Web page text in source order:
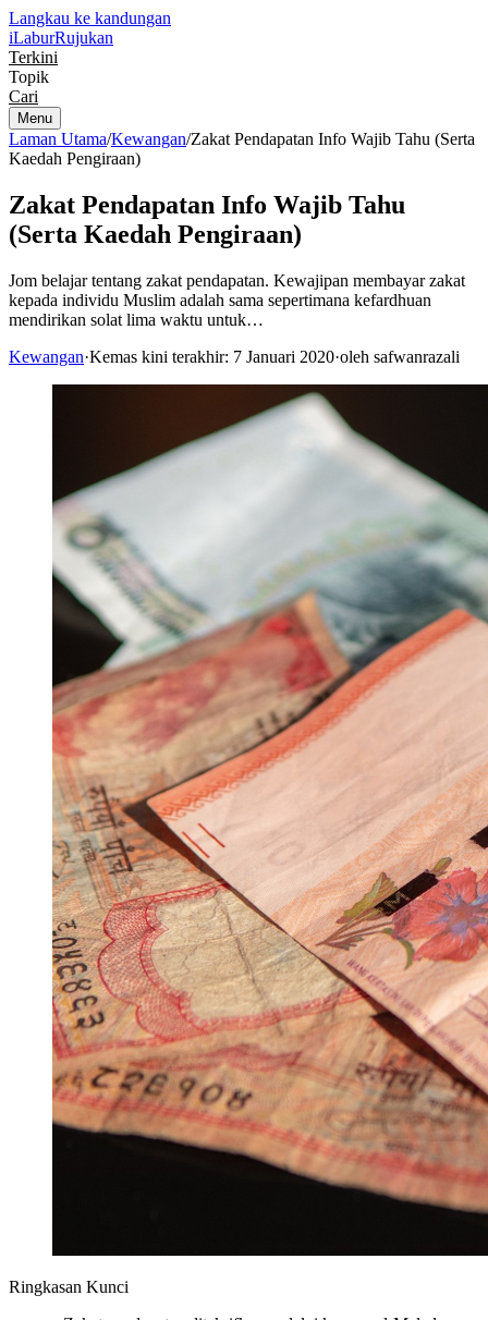
Langkau ke kandungan
iLaburRujukan
Terkini
Topik
Cari
Menu
Laman Utama/Kewangan/Zakat Pendapatan Info Wajib Tahu (Serta
Kaedah Pengiraan)
Zakat Pendapatan Info Wajib Tahu
(Serta Kaedah Pengiraan)
Jom belajar tentang zakat pendapatan. Kewajipan membayar zakat
kepada individu Muslim adalah sama sepertimana kefardhuan
mendirikan solat lima waktu untuk…
Kewangan·Kemas kini terakhir: 7 Januari 2020·oleh safwanrazali
Ringkasan Kunci